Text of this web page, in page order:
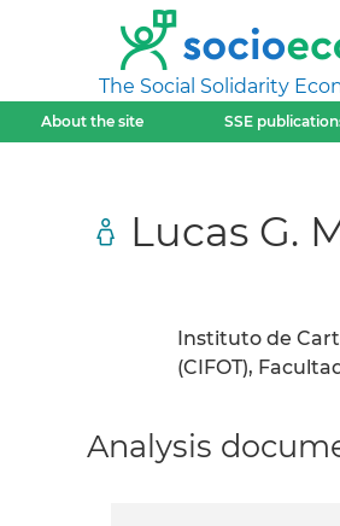
The Social Solidarity
About the site SSE
Lucas G.
Instituto de
(CIFOT),
Analysis